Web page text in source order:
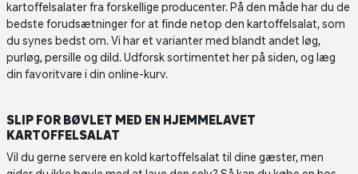
kartoffelsalater fra forskellige producenter. På den måde har du de
bedste forudsætninger for at finde netop den kartoffelsalat, som
du synes bedst om. Vi har et varianter med blandt andet løg,
purløg, persille og dild. Udforsk sortimentet her på siden, og læg
din favoritvare i din online-kurv.
SLIP FOR BØVLET MED EN HJEMMELAVET
KARTOFFELSALAT
Vil du gerne servere en kold kartoffelsalat til dine gæster, men